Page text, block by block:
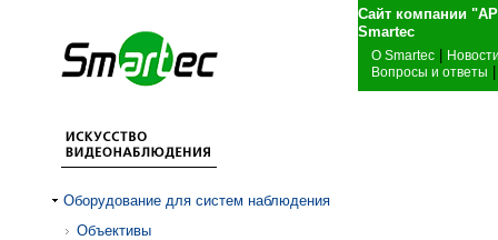
Сайт компании
О Smartec
Вопросы и ответы
Оборудование для систем наблюдения
Объективы